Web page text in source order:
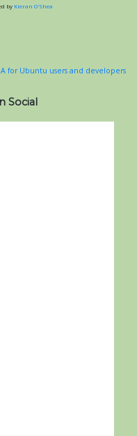
by Kieran O'Shea
Social